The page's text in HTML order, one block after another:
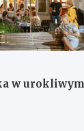
w urokliwym